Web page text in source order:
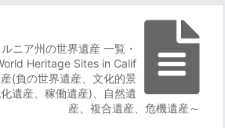
ニア州の世界遺産 一覧・
Heritage Sites in Calif
(負の世界遺産、文化的景
遺産、稼働遺産)、自然遺
産、複合遺産、危機遺産～